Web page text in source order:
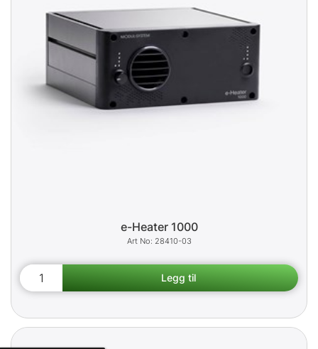
e-Heater 1000
28410-03